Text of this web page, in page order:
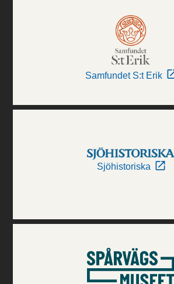
Samfundet S:t Erik
Sjöhistoriska